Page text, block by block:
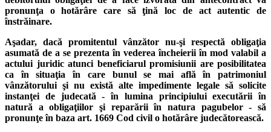
pronunţa o hotărâre care să ţină loc de act autentic de
înstrăinare.
Aşadar, dacă promitentul vânzător nu-şi respectă obligaţia
asumată de a se prezenta în vederea încheierii în mod valabil a
actului juridic atunci beneficiarul promisiunii are posibilitatea
ca în situaţia în care bunul se mai află în patrimoniul
vânzătorului şi nu există alte impedimente legale să solicite
instanţei de judecată - în lumina principiului executării în
natură a obligaţiilor şi reparării în natura pagubelor - să
pronunţe în baza art. 1669 Cod civil o hotărâre judecătorească.